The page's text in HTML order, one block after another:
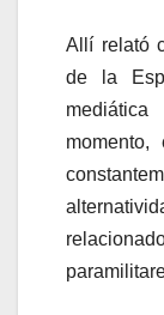
Allí relató
de la